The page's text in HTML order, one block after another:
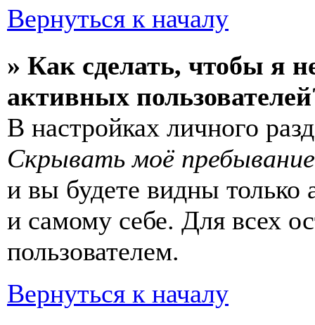
Вернуться к началу
» Как сделать, чтобы я
активных
В настройках личного
Скрывать моё
и вы будете видны только
и самому себе. Для всех
пользователем.
Вернуться к началу